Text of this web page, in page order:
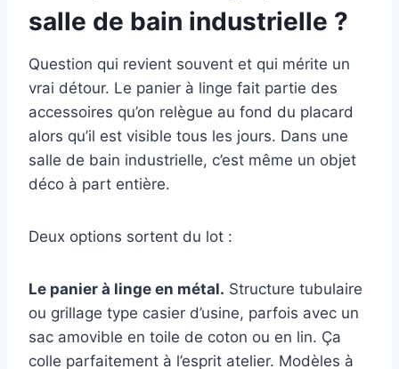
salle de bain industrielle ?
Question qui revient souvent et qui mérite un
vrai détour. Le panier à linge fait partie des
accessoires qu’on relègue au fond du placard
alors qu’il est visible tous les jours. Dans une
salle de bain industrielle, c’est même un objet
déco à part entière.
Deux options sortent du lot :
Le panier à linge en métal. Structure tubulaire
ou grillage type casier d’usine, parfois avec un
sac amovible en toile de coton ou en lin. Ça
colle parfaitement à l’esprit atelier. Modèles à